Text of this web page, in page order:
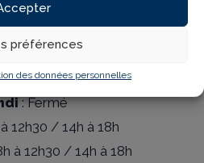
préférences
des données personnelles
Horaires
:Fermé
12h30 / 14h à 18h
à 12h30 / 14h à 18h